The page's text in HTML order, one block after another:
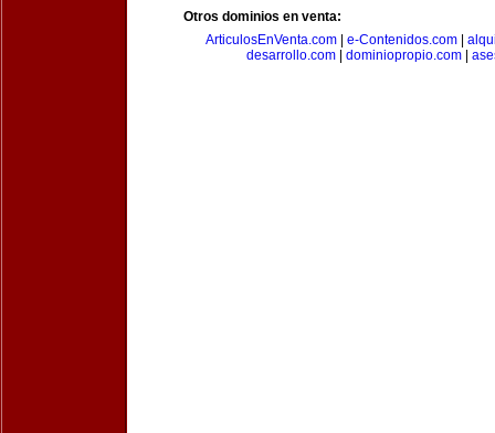
Otros dominios en venta:
ArticulosEnVenta.com| e-Contenidos.com|
desarrollo.com| dominiopropio.com|